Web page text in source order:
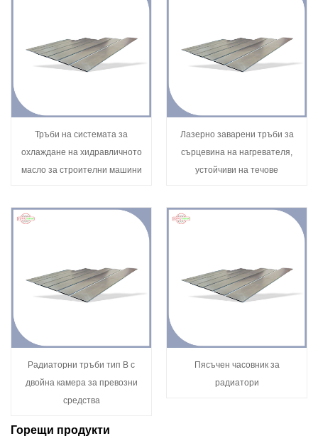
Тръби на системата за
охлаждане на хидравличното
масло за строителни машини
Лазерно заварени тръби за
сърцевина на нагревателя,
устойчиви на течове
Радиаторни тръби тип B с
двойна камера за превозни
средства
Пясъчен часовник за
радиатори
Горещи продукти